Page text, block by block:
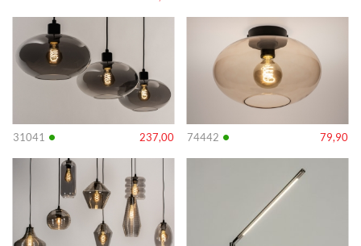
31041 • 237,00
Info
74442 • 79,90
Info
Info Info